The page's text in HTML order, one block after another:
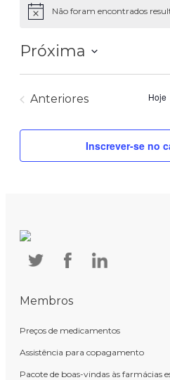
Aviso Não foram encontrados
Próxima
data.
Eventos
Anteriores Hoje
Inscrever-se no
Membros
Preços de medicamentos
Assistência para copagamento
Pacote de boas-vindas às farmácias